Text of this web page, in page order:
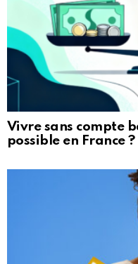
Vivre sans compte
possible en France ?